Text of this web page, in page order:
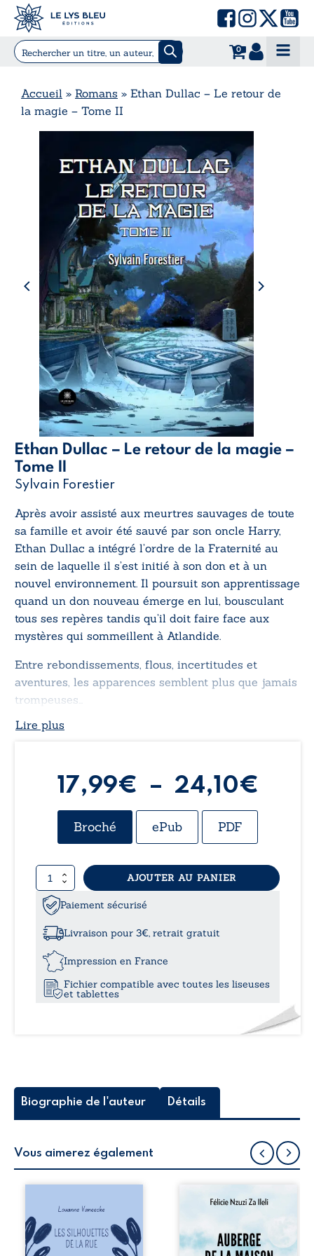
0
Accueil » Romans » Ethan Dullac – Le retour de
la magie – Tome II
Ethan Dullac – Le retour de la magie –
Tome II
Sylvain Forestier
Après avoir assisté aux meurtres sauvages de toute
sa famille et avoir été sauvé par son oncle Harry,
Ethan Dullac a intégré l’ordre de la Fraternité au
sein de laquelle il s’est initié à son don et à un
nouvel environnement. Il poursuit son apprentissage
quand un don nouveau émerge en lui, bousculant
tous ses repères tandis qu’il doit faire face aux
mystères qui sommeillent à Atlandide.
Entre rebondissements, flous, incertitudes et
aventures, les apparences semblent plus que jamais
trompeuses…
Lire plus
17,99€ – 24,10€
de
Broché ePub PDF
quantité
de
Ethan
Dullac
retour
magie
AJOUTER AU PANIER
Paiement sécurisé
Livraison pour 3€, retrait gratuit
Impression en France
Fichier compatible avec toutes les liseuses
et tablettes
Biographie de l'auteur Détails
Vous aimerez également
la rue donne la
parole à six
personnages
ordinaires,
Auberge de la
récit-témoignage
consacré au